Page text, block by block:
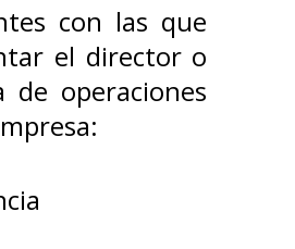
con las que
el director o
de operaciones